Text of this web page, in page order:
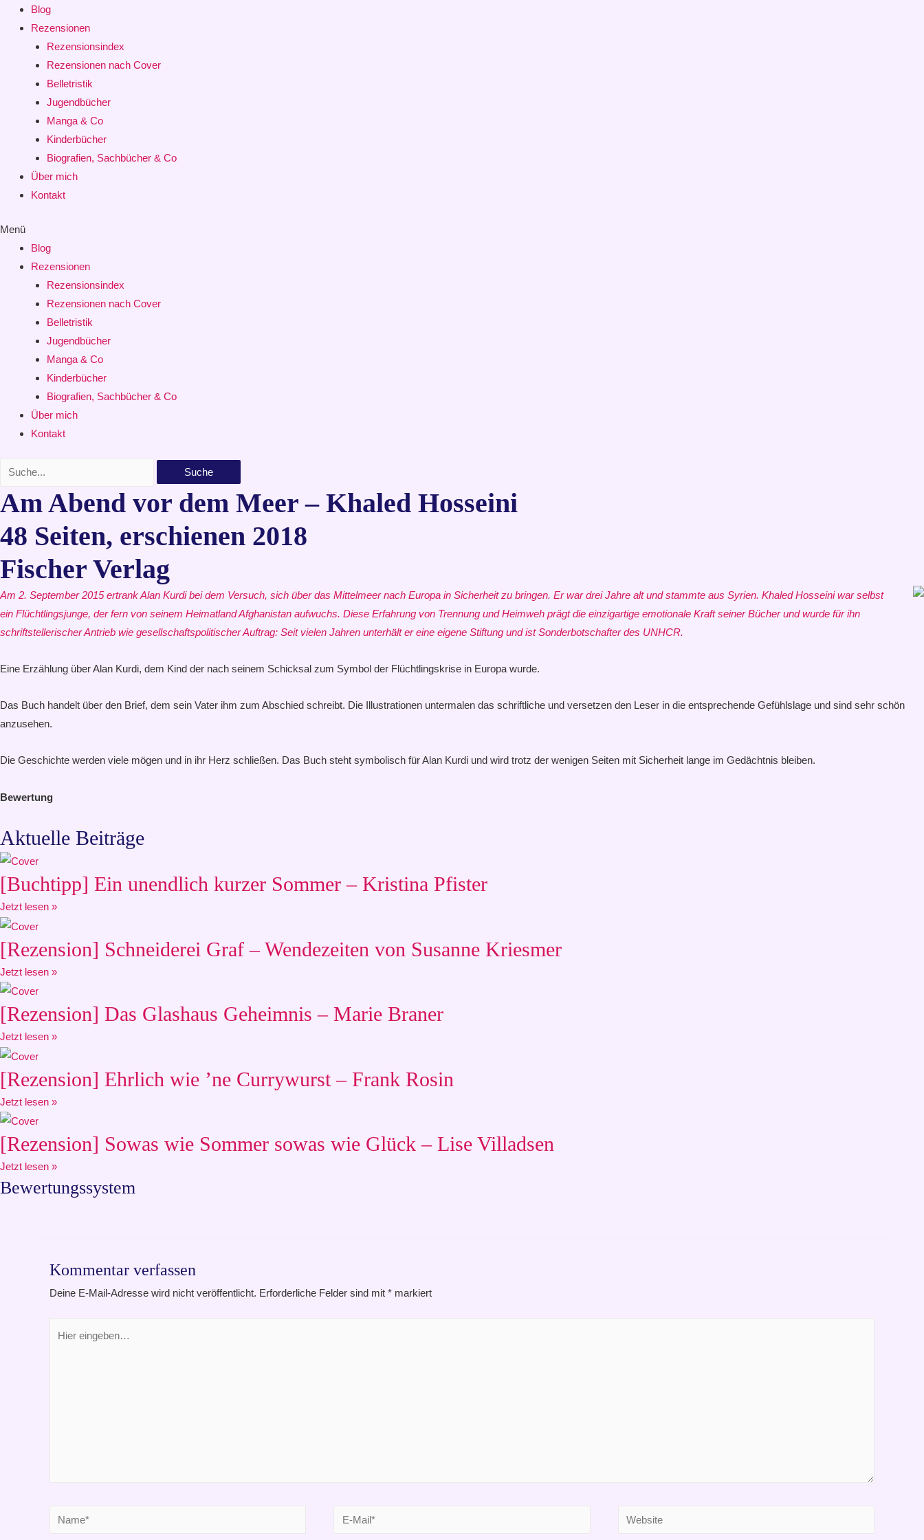
Blog
Rezensionen
Rezensionsindex
Rezensionen nach Cover
Belletristik
Jugendbücher
Manga & Co
Kinderbücher
Biografien, Sachbücher & Co
Über mich
Kontakt
Menü
Blog
Rezensionen
Rezensionsindex
Rezensionen nach Cover
Belletristik
Jugendbücher
Manga & Co
Kinderbücher
Biografien, Sachbücher & Co
Über mich
Kontakt
Suche
Am Abend vor dem Meer – Khaled Hosseini
48 Seiten, erschienen 2018
Fischer Verlag
Am 2. September 2015 ertrank Alan Kurdi bei dem Versuch, sich über das Mittelmeer nach Europa in Sicherheit zu bringen. Er war drei Jahre alt und stammte aus Syrien. Khaled Hosseini war selbst
ein Flüchtlingsjunge, der fern von seinem Heimatland Afghanistan aufwuchs. Diese Erfahrung von Trennung und Heimweh prägt die einzigartige emotionale Kraft seiner Bücher und wurde für ihn
schriftstellerischer Antrieb wie gesellschaftspolitischer Auftrag: Seit vielen Jahren unterhält er eine eigene Stiftung und ist Sonderbotschafter des UNHCR.
Eine Erzählung über Alan Kurdi, dem Kind der nach seinem Schicksal zum Symbol der Flüchtlingskrise in Europa wurde.
Das Buch handelt über den Brief, dem sein Vater ihm zum Abschied schreibt. Die Illustrationen untermalen das schriftliche und versetzen den Leser in die entsprechende Gefühlslage und sind sehr schön
anzusehen.
Die Geschichte werden viele mögen und in ihr Herz schließen. Das Buch steht symbolisch für Alan Kurdi und wird trotz der wenigen Seiten mit Sicherheit lange im Gedächtnis bleiben.
Bewertung
Aktuelle Beiträge
[Buchtipp] Ein unendlich kurzer Sommer – Kristina Pfister
Jetzt lesen »
[Rezension] Schneiderei Graf – Wendezeiten von Susanne Kriesmer
Jetzt lesen »
[Rezension] Das Glashaus Geheimnis – Marie Braner
Jetzt lesen »
[Rezension] Ehrlich wie ’ne Currywurst – Frank Rosin
Jetzt lesen »
[Rezension] Sowas wie Sommer sowas wie Glück – Lise Villadsen
Jetzt lesen »
Bewertungssystem
Kommentar verfassen
Deine E-Mail-Adresse wird nicht veröffentlicht. Erforderliche Felder sind mit * markiert
eingeben…
Name*
E-
Website